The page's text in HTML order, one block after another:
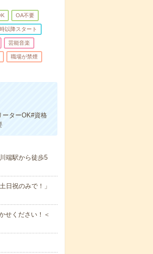
OA不要
以降スタート
芸能音楽
職場が禁煙
ーターOK#資格
端駅から徒歩5
日祝のみで！」
せください！＜